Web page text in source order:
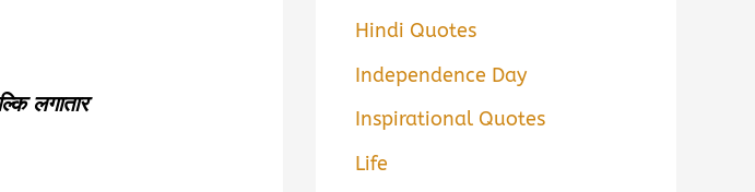
लगातार
Hindi Quotes
Independence Day
Inspirational Quotes
Life